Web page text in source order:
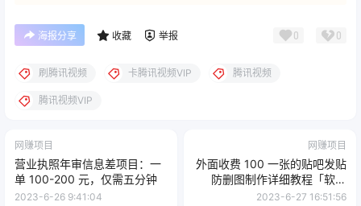
海报分享 收藏 举报 0 0
刷腾讯视频 卡腾讯视频VIP 腾讯视频
腾讯视频VIP
网赚项目
营业执照年审信息差项目：一
单 100-200 元，仅需五分钟
2023-6-26 9:41:04
网赚项目
外面收费 100 一张的贴吧发贴
防删图制作详细教程「软件
+工具」
2023-6-27 16:51:56